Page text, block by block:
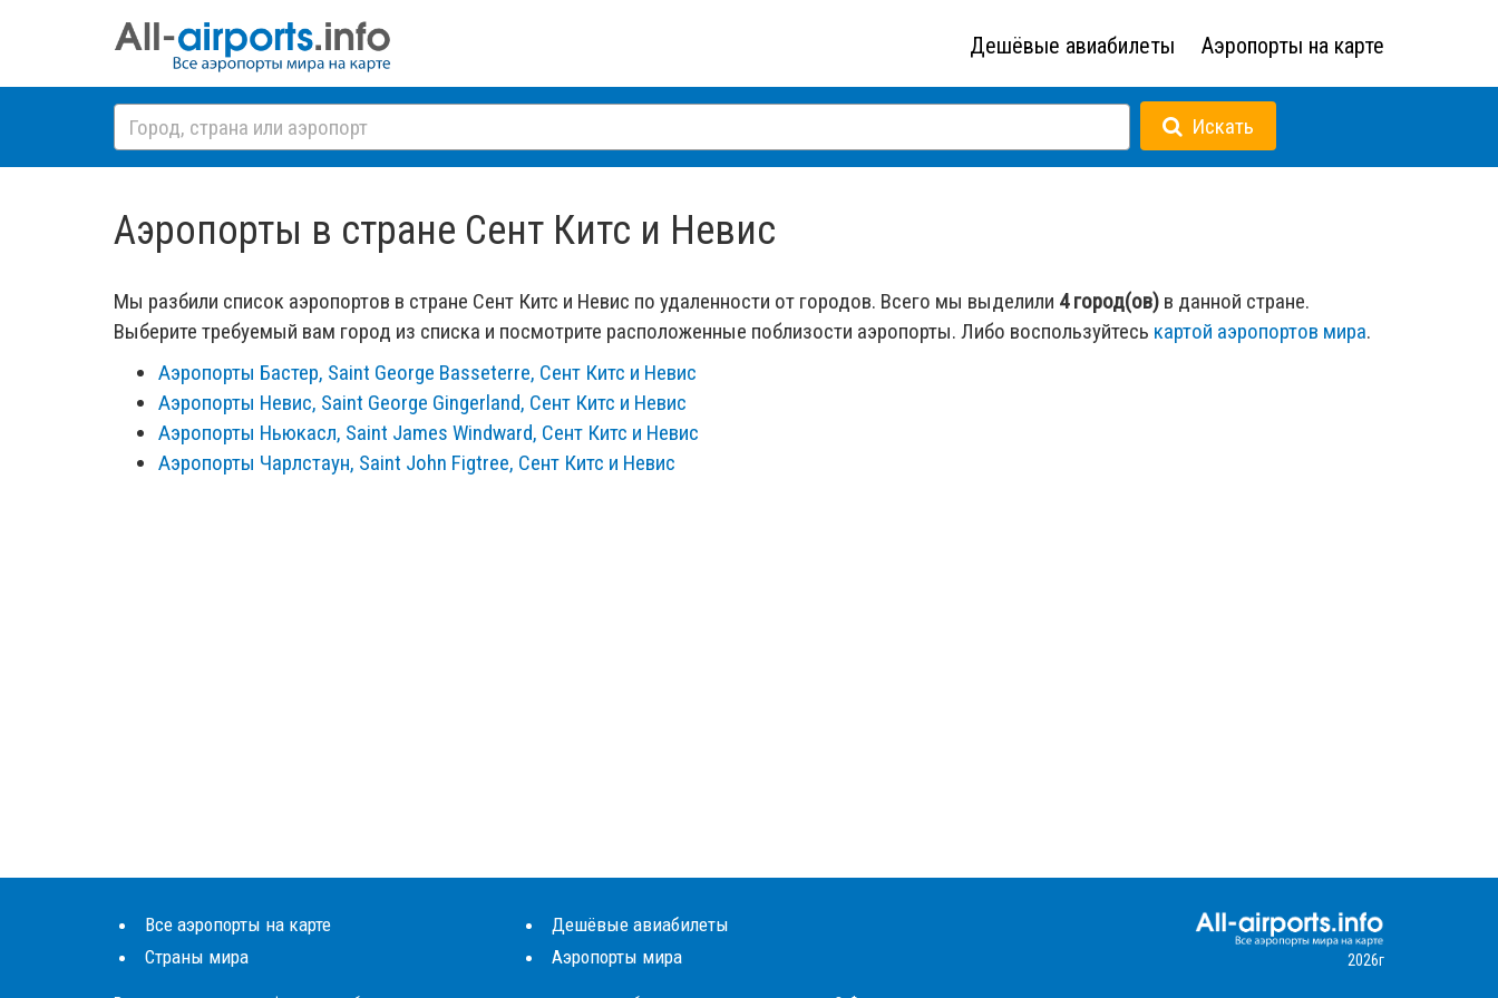
Дешёвые авиабилеты Аэропорты на карте
Искать
Аэропорты в стране Сент Китс и Невис
Мы разбили список аэропортов в стране Сент Китс и Невис по удаленности от городов. Всего мы выделили 4 город(ов) в данной стране.
Выберите требуемый вам город из списка и посмотрите расположенные поблизости аэропорты. Либо воспользуйтесь картой аэропортов мира.
Аэропорты Бастер, Saint George Basseterre, Сент Китс и Невис
Аэропорты Невис, Saint George Gingerland, Сент Китс и Невис
Аэропорты Ньюкасл, Saint James Windward, Сент Китс и Невис
Аэропорты Чарлстаун, Saint John Figtree, Сент Китс и Невис
Все аэропорты на карте
Дешёвые авиабилеты
Страны мира
Аэропорты мира 2026г